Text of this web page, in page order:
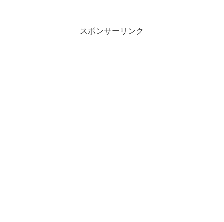
スポンサーリンク